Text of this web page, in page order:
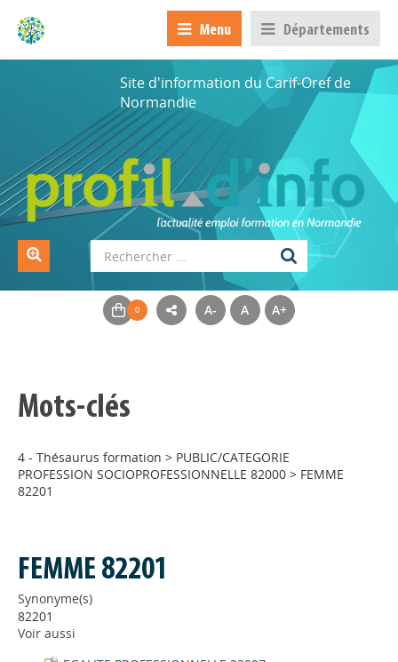
Menu Départements
Site d'information du Carif-Oref de
Normandie
A- A A+
Mots-clés
4 - Thésaurus formation > PUBLIC/CATEGORIE
PROFESSION SOCIOPROFESSIONNELLE 82000 > FEMME
82201
FEMME 82201
Synonyme(s)
82201
Voir aussi